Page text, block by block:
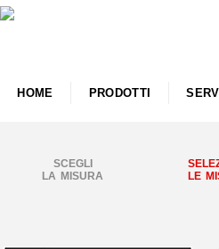
HOME PRODOTTI
SCEGLI
LA MISURA
LE